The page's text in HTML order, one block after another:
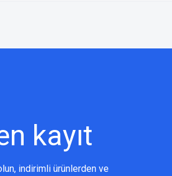
farklı alternatifler olmalı.
kayıt
indirimli ürünlerden ve